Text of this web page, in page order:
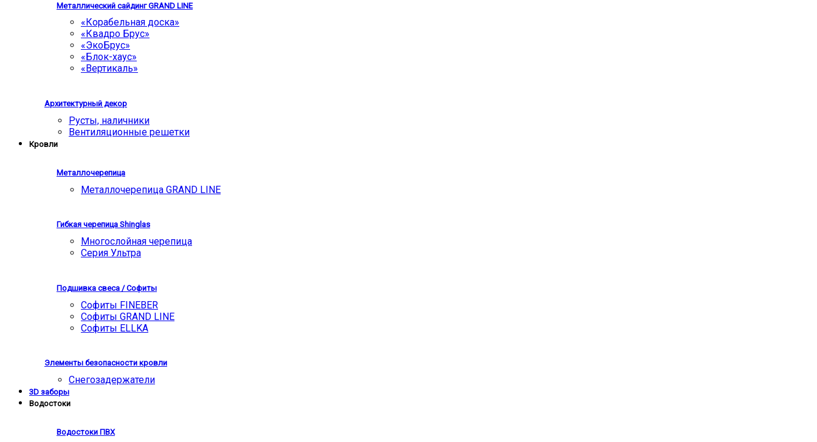
Металлический сайдинг GRAND LINE
«Корабельная доска»
«Квадро Брус»
«ЭкоБрус»
«Блок-хаус»
«Вертикаль»
Архитектурный декор
Русты, наличники
Вентиляционные решетки
Кровли
Металлочерепица
Металлочерепица GRAND LINE
Гибкая черепица Shinglas
Многослойная черепица
Серия Ультра
Подшивка свеса / Софиты
Софиты FINEBER
Софиты GRAND LINE
Софиты ELLKA
Элементы безопасности кровли
Снегозадержатели
3D заборы
Водостоки
Водостоки ПВХ